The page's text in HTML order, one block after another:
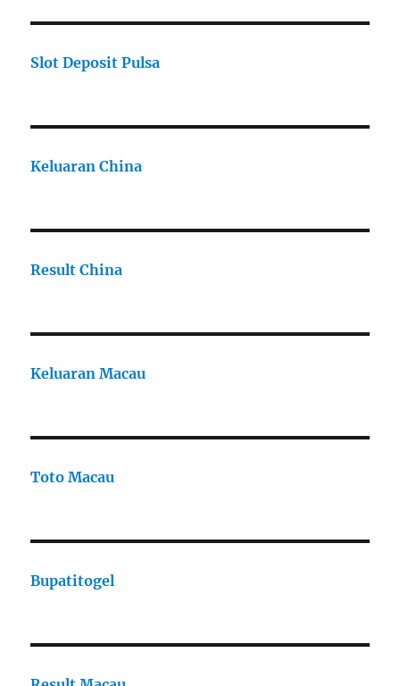
Slot Deposit Pulsa
Keluaran China
Result China
Keluaran Macau
Toto Macau
Bupatitogel